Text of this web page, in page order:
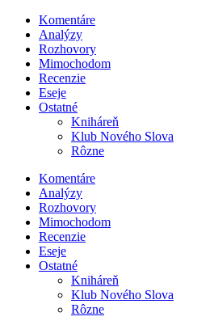
Komentáre
Analýzy
Rozhovory
Mimochodom
Recenzie
Eseje
Ostatné
Kniháreň
Klub Nového Slova
Rôzne
Komentáre
Analýzy
Rozhovory
Mimochodom
Recenzie
Eseje
Ostatné
Kniháreň
Klub Nového Slova
Rôzne